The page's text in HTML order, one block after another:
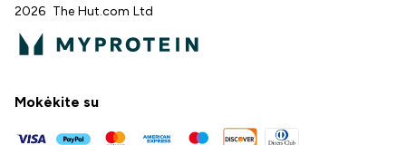
2026 The Hut.com Ltd
Mokėkite su